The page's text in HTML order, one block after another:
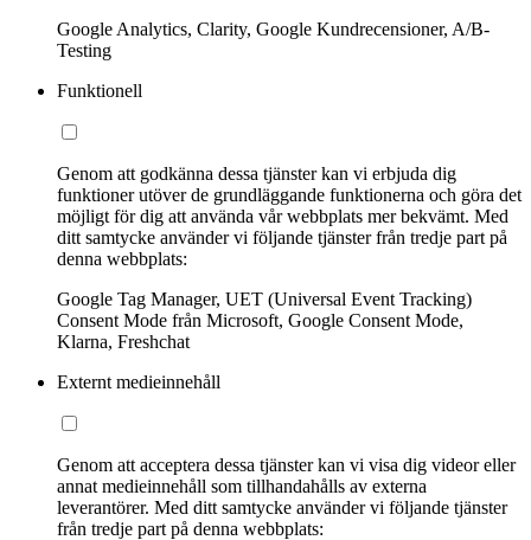
Google Analytics, Clarity, Google Kundrecensioner, A/B-
Testing
Funktionell
Genom att godkänna dessa tjänster kan vi erbjuda dig
funktioner utöver de grundläggande funktionerna och göra det
möjligt för dig att använda vår webbplats mer bekvämt. Med
ditt samtycke använder vi följande tjänster från tredje part på
denna webbplats:
Google Tag Manager, UET (Universal Event Tracking)
Consent Mode från Microsoft, Google Consent Mode,
Klarna, Freshchat
Externt medieinnehåll
Genom att acceptera dessa tjänster kan vi visa dig videor eller
annat medieinnehåll som tillhandahålls av externa
leverantörer. Med ditt samtycke använder vi följande tjänster
från tredje part på denna webbplats: